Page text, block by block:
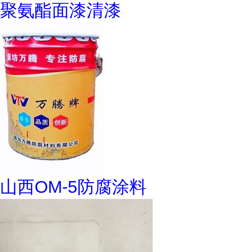
聚氨酯面漆清漆
山西OM-5防腐涂料